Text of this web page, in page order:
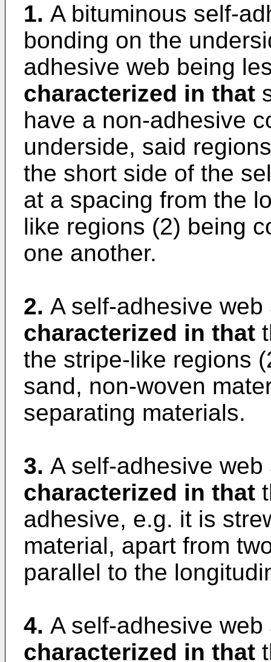
1. A bituminous self-
bonding on the
adhesive web being
characterized in that
have a non-adhesive
underside, said
the short side of the
at a spacing from the
like regions (2) being
one another.
2. A self-adhesive
characterized in that
the stripe-like regions
sand, non-woven
separating materials.
3. A self-adhesive
characterized in that
adhesive, e.g. it is
material, apart from
parallel to the
4. A self-adhesive
characterized in that